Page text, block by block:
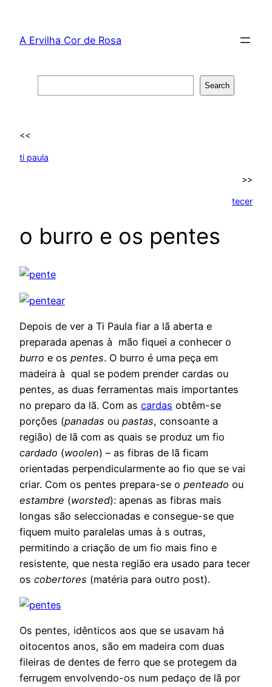
content
A Ervilha Cor de Rosa
Search
<<
ti paula
>>
tecer
o burro e os pentes
Depois de ver a Ti Paula fiar a lã aberta e
preparada apenas à mão fiquei a conhecer o
burro e os pentes. O burro é uma peça em
madeira à qual se podem prender cardas ou
pentes, as duas ferramentas mais importantes
no preparo da lã. Com as cardas obtêm-se
porções (panadas ou pastas, consoante a
região) de lã com as quais se produz um fio
cardado (woolen) – as fibras de lã ficam
orientadas perpendicularmente ao fio que se vai
criar. Com os pentes prepara-se o penteado ou
estambre (worsted): apenas as fibras mais
longas são seleccionadas e consegue-se que
fiquem muito paralelas umas à s outras,
permitindo a criação de um fio mais fino e
resistente, que nesta região era usado para tecer
os cobertores (matéria para outro post).
Os pentes, idênticos aos que se usavam há
oitocentos anos, são em madeira com duas
fileiras de dentes de ferro que se protegem da
ferrugem envolvendo-os num pedaço de lã por